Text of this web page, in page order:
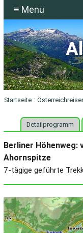
≡ Menu
Startseite :
Detailprogramm
Berliner Höhenweg:
Ahornspitze
7-tägige geführte